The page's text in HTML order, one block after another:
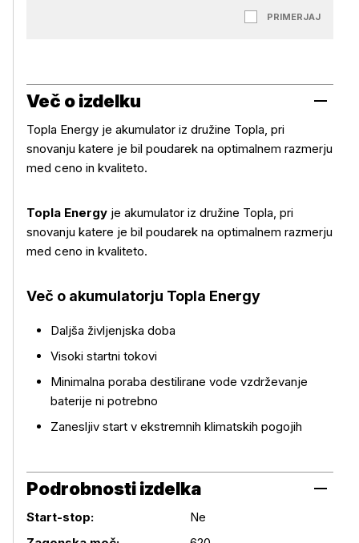
PRIMERJAJ
Več o izdelku
Več o izdelku
Topla Energy je akumulator iz družine Topla, pri
snovanju katere je bil poudarek na optimalnem razmerju
med ceno in kvaliteto.
Topla Energy je akumulator iz družine Topla, pri
snovanju katere je bil poudarek na optimalnem razmerju
med ceno in kvaliteto.
Več o akumulatorju Topla Energy
Daljša življenjska doba
Visoki startni tokovi
Minimalna poraba destilirane vode vzdrževanje
baterije ni potrebno
Zanesljiv start v ekstremnih klimatskih pogojih
Podrobnosti izdelka
Start-stop:
Ne